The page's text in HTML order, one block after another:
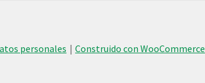
personales
Construido con WooCommerce